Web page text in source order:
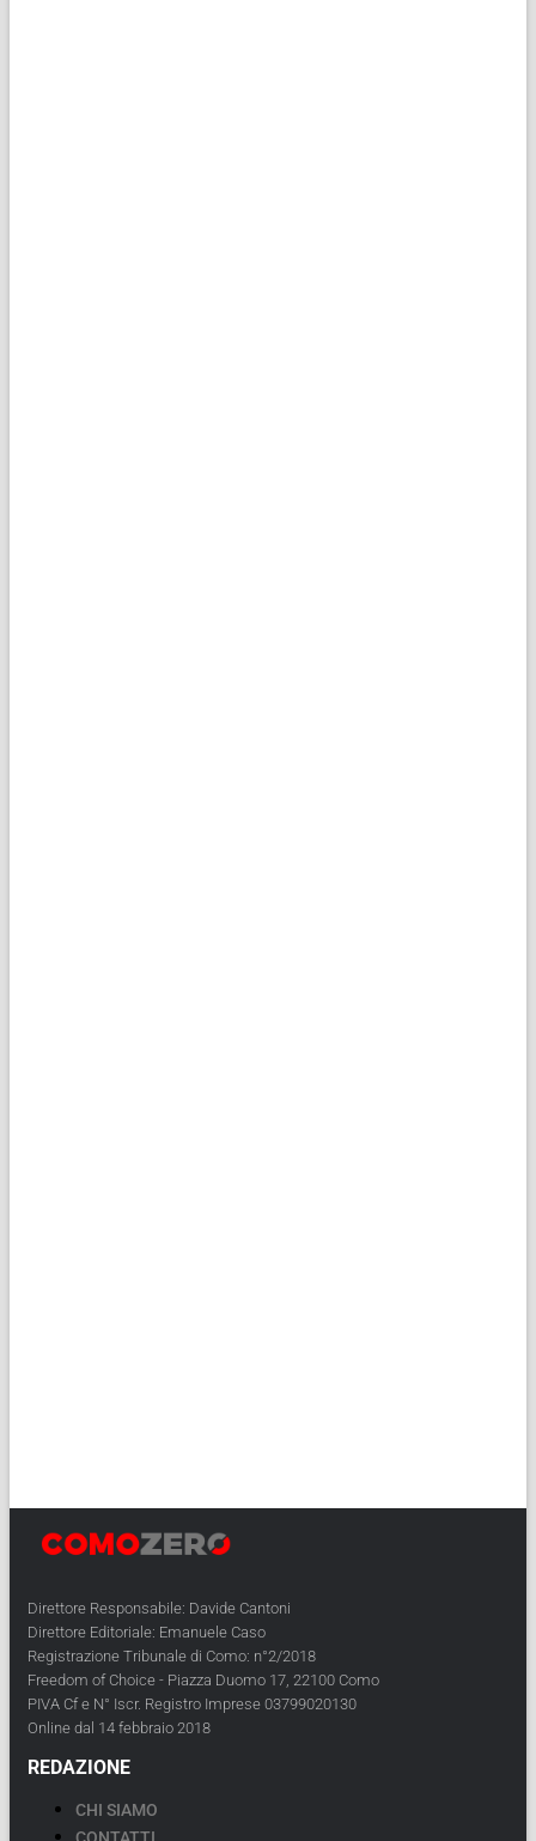
Direttore Responsabile: Davide Cantoni
Direttore Editoriale: Emanuele Caso
Registrazione Tribunale di Como: n°2/2018
Freedom of Choice - Piazza Duomo 17, 22100 Como
PIVA Cf e N° Iscr. Registro Imprese 03799020130
Online dal 14 febbraio 2018
REDAZIONE
CHI SIAMO